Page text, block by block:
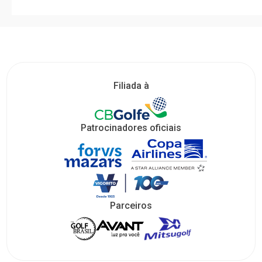
Filiada à
Patrocinadores oficiais
Parceiros